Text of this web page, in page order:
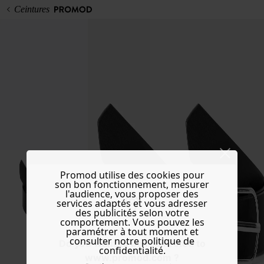
Do you want to be redirected to
www.promod.com ?
Ceintures
Promod utilise des cookies pour
son bon fonctionnement, mesurer
l'audience, vous proposer des
services adaptés et vous adresser
des publicités selon votre
comportement. Vous pouvez les
paramétrer à tout moment et
consulter notre politique de
confidentialité.